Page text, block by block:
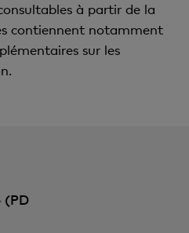
à partir de la
contiennent notamment
sur les
(PD